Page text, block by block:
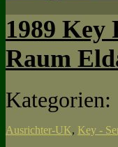
1989
Raum
Kategorien:
Ausrichter-UK, Key -